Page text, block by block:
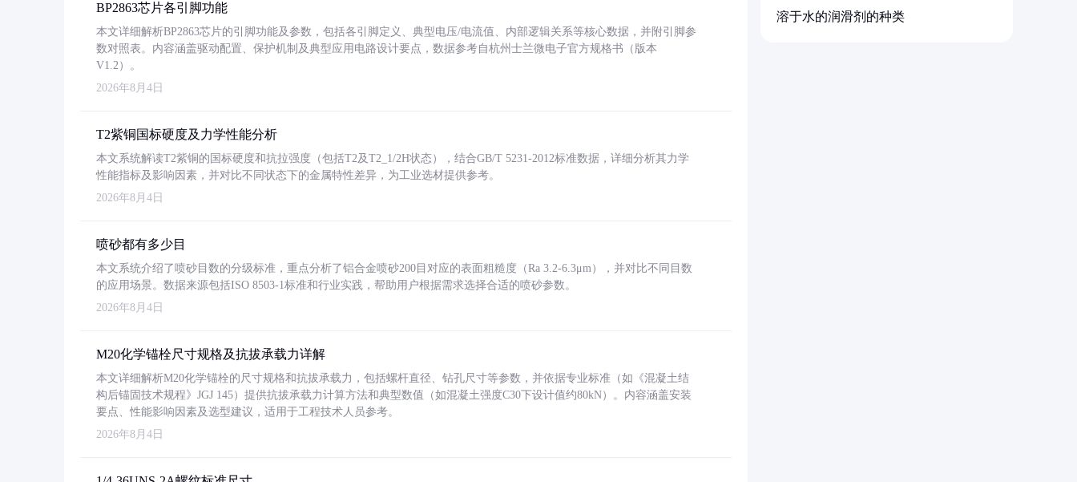
BP2863芯片各引脚功能
本文详细解析BP2863芯片的引脚功能及参数，包括各引脚定义、典型电压/电流值、内部逻辑关系等核心数据，并附引脚参
数对照表。内容涵盖驱动配置、保护机制及典型应用电路设计要点，数据参考自杭州士兰微电子官方规格书（版本
V1.2）。
2026年8月4日
T2紫铜国标硬度及力学性能分析
本文系统解读T2紫铜的国标硬度和抗拉强度（包括T2及T2_1/2H状态），结合GB/T 5231-2012标准数据，详细分析其力学
性能指标及影响因素，并对比不同状态下的金属特性差异，为工业选材提供参考。
2026年8月4日
喷砂都有多少目
本文系统介绍了喷砂目数的分级标准，重点分析了铝合金喷砂200目对应的表面粗糙度（Ra 3.2-6.3μm），并对比不同目数
的应用场景。数据来源包括ISO 8503-1标准和行业实践，帮助用户根据需求选择合适的喷砂参数。
2026年8月4日
M20化学锚栓尺寸规格及抗拔承载力详解
本文详细解析M20化学锚栓的尺寸规格和抗拔承载力，包括螺杆直径、钻孔尺寸等参数，并依据专业标准（如《混凝土结
构后锚固技术规程》JGJ 145）提供抗拔承载力计算方法和典型数值（如混凝土强度C30下设计值约80kN）。内容涵盖安装
要点、性能影响因素及选型建议，适用于工程技术人员参考。
2026年8月4日
溶于水的润滑剂的种类